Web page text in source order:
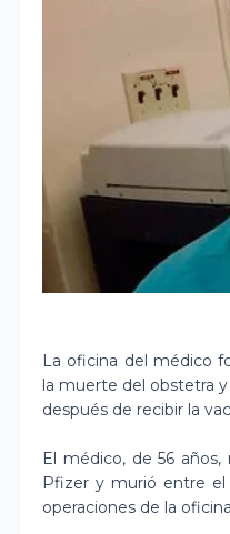
La oficina del médico
la muerte del obstetra
después de recibir la
El médico, de 56
Pfizer y murió entre el
operaciones de la